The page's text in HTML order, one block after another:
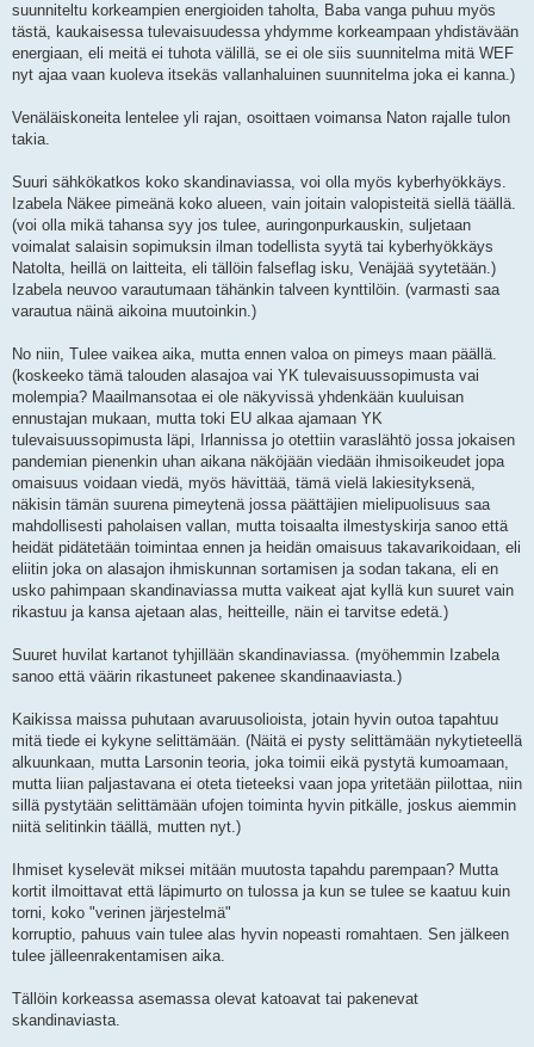
suunniteltu korkeampien energioiden taholta, Baba vanga puhuu myös
tästä, kaukaisessa tulevaisuudessa yhdymme korkeampaan yhdistävään
energiaan, eli meitä ei tuhota välillä, se ei ole siis suunnitelma mitä WEF
nyt ajaa vaan kuoleva itsekäs vallanhaluinen suunnitelma joka ei kanna.)
Venäläiskoneita lentelee yli rajan, osoittaen voimansa Naton rajalle tulon
takia.
Suuri sähkökatkos koko skandinaviassa, voi olla myös kyberhyökkäys.
Izabela Näkee pimeänä koko alueen, vain joitain valopisteitä siellä täällä.
(voi olla mikä tahansa syy jos tulee, auringonpurkauskin, suljetaan
voimalat salaisin sopimuksin ilman todellista syytä tai kyberhyökkäys
Natolta, heillä on laitteita, eli tällöin falseflag isku, Venäjää syytetään.)
Izabela neuvoo varautumaan tähänkin talveen kynttilöin. (varmasti saa
varautua näinä aikoina muutoinkin.)
No niin, Tulee vaikea aika, mutta ennen valoa on pimeys maan päällä.
(koskeeko tämä talouden alasajoa vai YK tulevaisuussopimusta vai
molempia? Maailmansotaa ei ole näkyvissä yhdenkään kuuluisan
ennustajan mukaan, mutta toki EU alkaa ajamaan YK
tulevaisuussopimusta läpi, Irlannissa jo otettiin varaslähtö jossa jokaisen
pandemian pienenkin uhan aikana näköjään viedään ihmisoikeudet jopa
omaisuus voidaan viedä, myös hävittää, tämä vielä lakiesityksenä,
näkisin tämän suurena pimeytenä jossa päättäjien mielipuolisuus saa
mahdollisesti paholaisen vallan, mutta toisaalta ilmestyskirja sanoo että
heidät pidätetään toimintaa ennen ja heidän omaisuus takavarikoidaan, eli
eliitin joka on alasajon ihmiskunnan sortamisen ja sodan takana, eli en
usko pahimpaan skandinaviassa mutta vaikeat ajat kyllä kun suuret vain
rikastuu ja kansa ajetaan alas, heitteille, näin ei tarvitse edetä.)
Suuret huvilat kartanot tyhjillään skandinaviassa. (myöhemmin Izabela
sanoo että väärin rikastuneet pakenee skandinaaviasta.)
Kaikissa maissa puhutaan avaruusolioista, jotain hyvin outoa tapahtuu
mitä tiede ei kykyne selittämään. (Näitä ei pysty selittämään nykytieteellä
alkuunkaan, mutta Larsonin teoria, joka toimii eikä pystytä kumoamaan,
mutta liian paljastavana ei oteta tieteeksi vaan jopa yritetään piilottaa, niin
sillä pystytään selittämään ufojen toiminta hyvin pitkälle, joskus aiemmin
niitä selitinkin täällä, mutten nyt.)
Ihmiset kyselevät miksei mitään muutosta tapahdu parempaan? Mutta
kortit ilmoittavat että läpimurto on tulossa ja kun se tulee se kaatuu kuin
torni, koko "verinen järjestelmä"
korruptio, pahuus vain tulee alas hyvin nopeasti romahtaen. Sen jälkeen
tulee jälleenrakentamisen aika.
Tällöin korkeassa asemassa olevat katoavat tai pakenevat
skandinaviasta.